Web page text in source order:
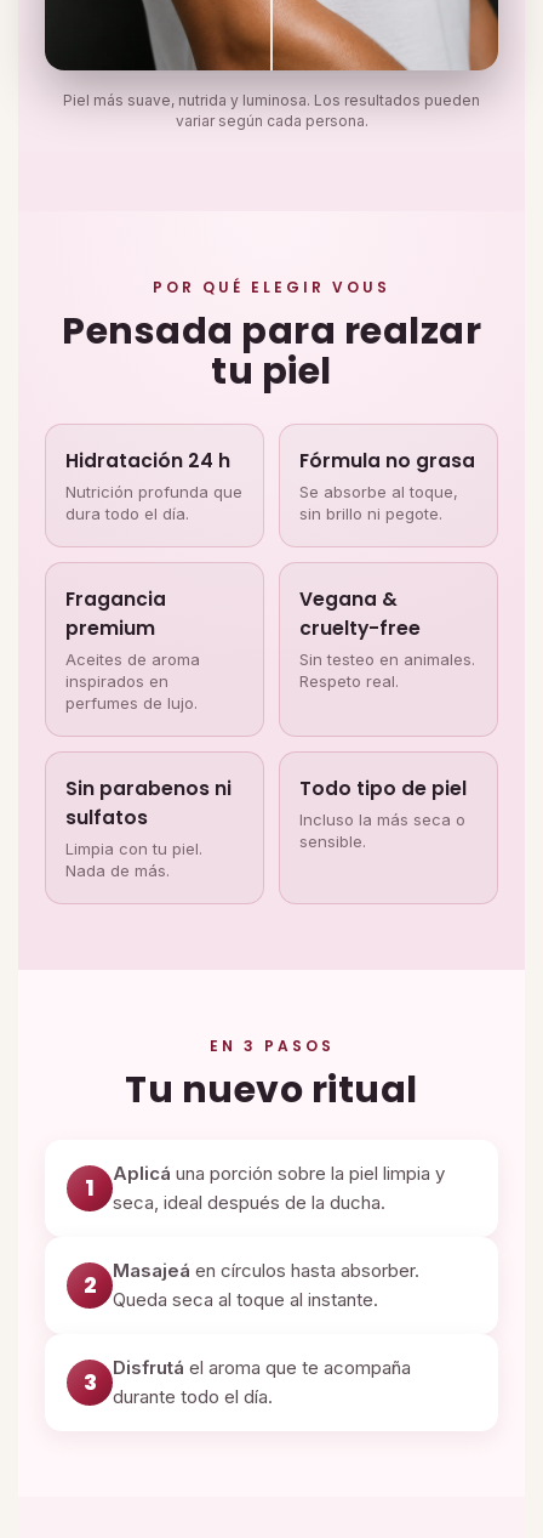
Piel más suave, nutrida y luminosa. Los resultados pueden
variar según cada persona.
POR QUÉ ELEGIR VOUS
Pensada para realzar
tu piel
Hidratación 24 h
Nutrición profunda que
dura todo el día.
Fórmula no grasa
Se absorbe al toque,
sin brillo ni pegote.
Fragancia
premium
Aceites de aroma
inspirados en
perfumes de lujo.
Vegana &
cruelty-free
Sin testeo en animales.
Respeto real.
Sin parabenos ni
sulfatos
Limpia con tu piel.
Nada de más.
Todo tipo de piel
Incluso la más seca o
sensible.
EN 3 PASOS
Tu nuevo ritual
1 Aplicá una porción sobre la piel limpia y
seca, ideal después de la ducha.
2 Masajeá en círculos hasta absorber.
Queda seca al toque al instante.
3 Disfrutá el aroma que te acompaña
durante todo el día.